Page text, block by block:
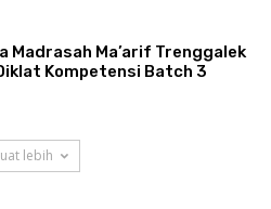
Madrasah Ma’arif Trenggalek
Kompetensi Batch 3
lebih